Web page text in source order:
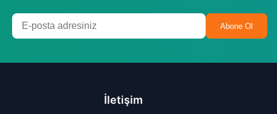
Abone Ol
İletişim